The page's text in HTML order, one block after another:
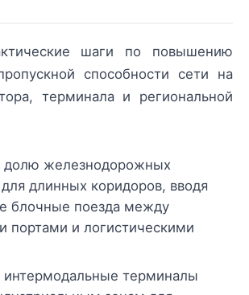
шаги по повышению
способности сети на
терминала и региональной
долю железнодорожных
длинных коридоров, вводя
блочные поезда между
портами и логистическими
интермодальные терминалы